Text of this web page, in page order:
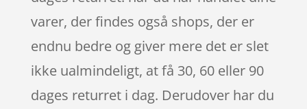
varer, der findes også shops, der er
endnu bedre og giver mere det er slet
ikke ualmindeligt, at få 30, 60 eller 90
dages returret i dag. Derudover har du